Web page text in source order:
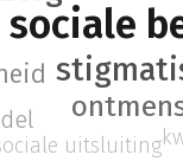
sociale
uitsluiting